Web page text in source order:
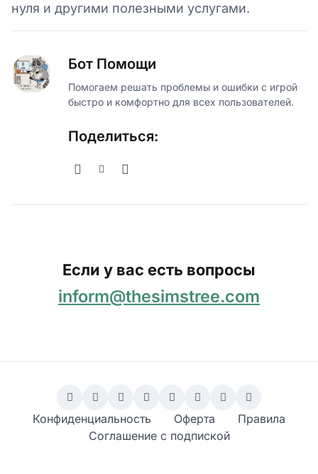
нуля и другими полезными услугами.
Бот Помощи
Помогаем решать проблемы и ошибки с игрой
быстро и комфортно для всех пользователей.
Поделиться:
Если у вас есть вопросы
inform@thesimstree.com
Конфиденциальность Оферта
Правила
Соглашение с подпиской